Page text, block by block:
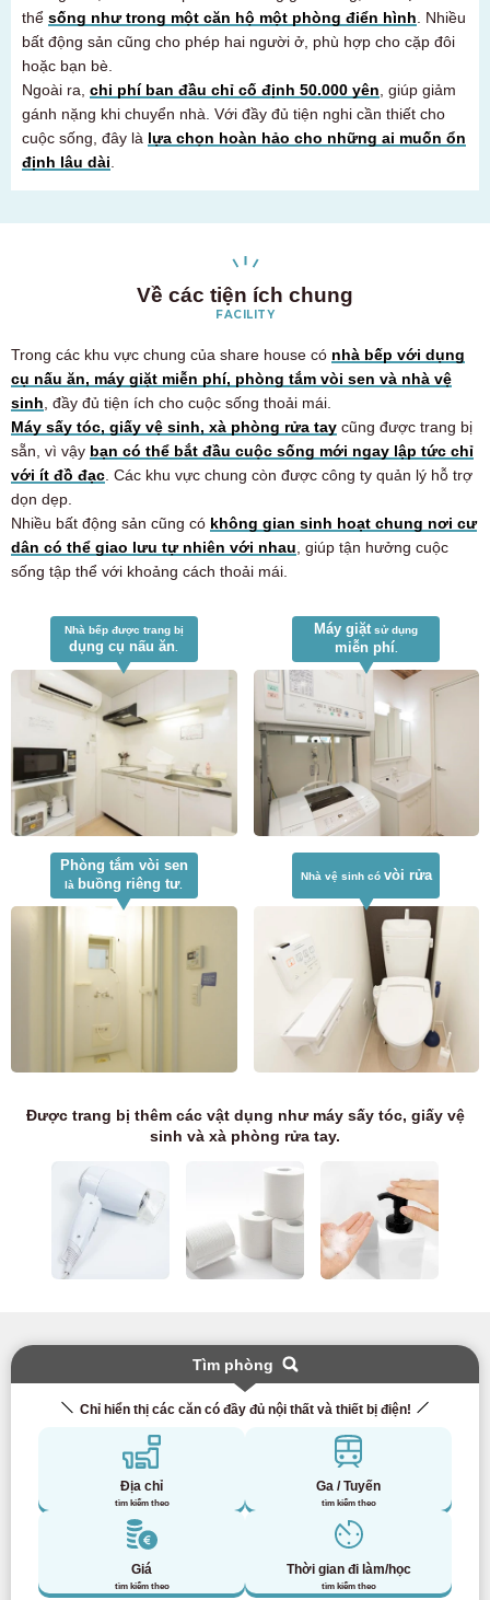
thể sống như trong một căn hộ một phòng điển hình . Nhiều
bất động sản cũng cho phép hai người ở, phù hợp cho cặp đôi
hoặc bạn bè.
Ngoài ra, chi phí ban đầu chỉ cố định 50.000 yên , giúp giảm
gánh nặng khi chuyển nhà. Với đầy đủ tiện nghi cần thiết cho
cuộc sống, đây là lựa chọn hoàn hảo cho những ai muốn ổn
định lâu dài
Về các tiện ích chung
FACILITY
Trong các khu vực chung của share house có nhà bếp với dụng
cụ nấu ăn, máy giặt miễn phí, phòng tắm vòi sen và nhà vệ
sinh, đầy đủ tiện ích cho cuộc sống thoải mái.
Máy sấy tóc, giấy vệ sinh, xà phòng rửa tay cũng được trang bị
sẵn, vì vậy bạn có thể bắt đầu cuộc sống mới ngay lập tức chỉ
với ít đồ đạc. Các khu vực chung còn được công ty quản lý hỗ trợ
dọn dẹp.
Nhiều bất động sản cũng có không gian sinh hoạt chung nơi cư
dân có thể giao lưu tự nhiên với nhau, giúp tận hưởng cuộc
sống tập thể với khoảng cách thoải mái.
Nhà bếp được trang bị
dụng cụ nấu ăn
Máy giặtsử dụng
miễn phí.
Phòng tắm vòi sen
là buồng riêng tư.
Nhà vệ sinh có vòi rửa
Được trang bị thêm các vật dụng như máy sấy tóc, giấy vệ
sinh và xà phòng rửa tay.
Tìm phòng
Chỉ hiển thị các căn có đầy đủ nội thất và thiết bị điện!
Địa chỉ
tìm kiếm theo
Ga / Tuyến
tìm kiếm theo
Giá
tìm kiếm theo
Thời gian đi làm/học
tìm kiếm theo
Chỉ dành cho cư dân tương lai và hiện tại
03-6712-4344